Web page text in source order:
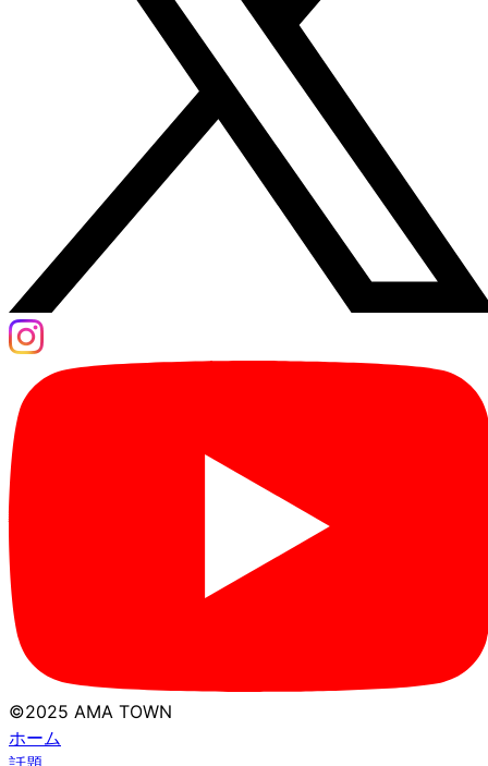
©2025 AMA TOWN
ホーム